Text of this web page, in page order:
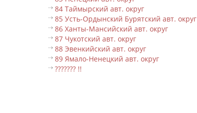
84 Таймырский авт. округ
85 Усть-Ордынский Бурятский авт. округ
86 Ханты-Мансийский авт. округ
87 Чукотский авт. округ
88 Эвенкийский авт. округ
89 Ямало-Ненецкий авт. округ
??????? !!